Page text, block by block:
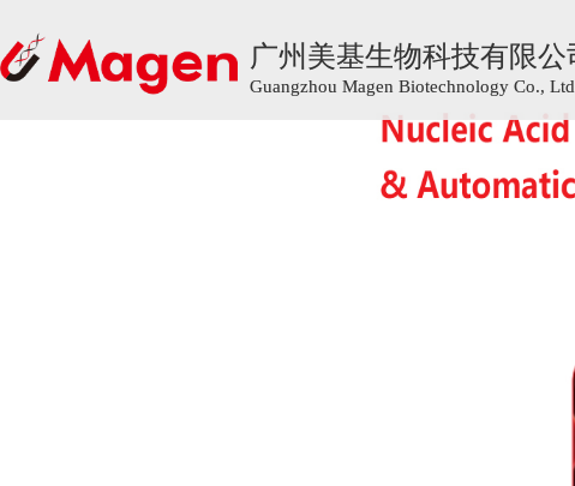
广州美基生物科技有限公
Guangzhou Magen Biotechnology Co.,
广州美基生物科技有限公
Guangzhou Magen Biotechnology Co.,